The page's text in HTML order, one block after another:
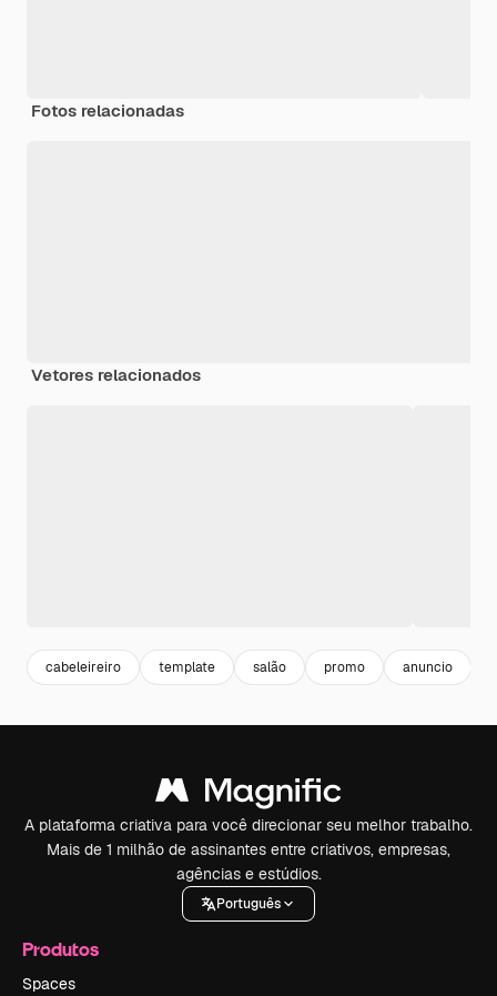
Fotos relacionadas
Vetores relacionados
cabeleireiro template salão promo anuncio
A plataforma criativa para você direcionar seu melhor trabalho.
Mais de 1 milhão de assinantes entre criativos, empresas,
agências e estúdios.
Português
Produtos
Spaces